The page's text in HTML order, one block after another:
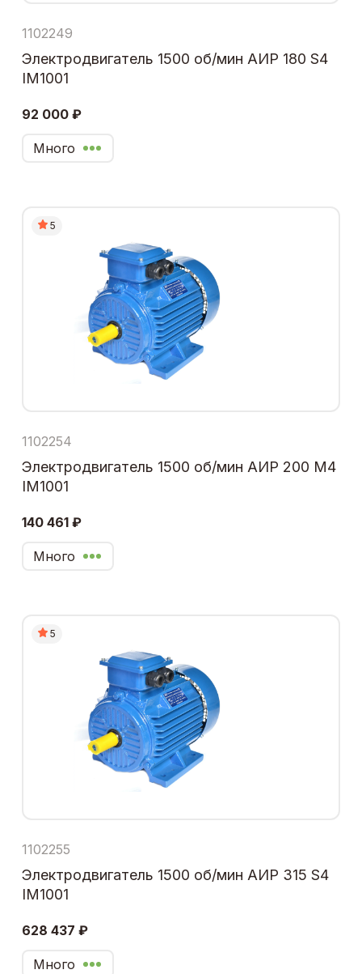
1102249
Электродвигатель 1500 об/мин АИР 180 S4
IM1001
92 000 ₽
Много
5
1102254
Электродвигатель 1500 об/мин АИР 200 М4
IM1001
140 461 ₽
Много
5
1102255
Электродвигатель 1500 об/мин АИР 315 S4
IM1001
628 437 ₽
Много